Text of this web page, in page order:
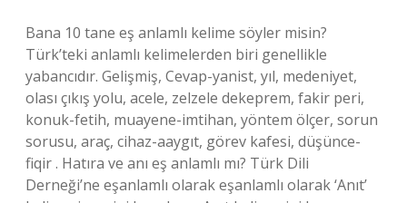
Bana 10 tane eş anlamlı kelime söyler misin?
Türk’teki anlamlı kelimelerden biri genellikle
yabancıdır. Gelişmiş, Cevap-yanist, yıl, medeniyet,
olası çıkış yolu, acele, zelzele dekeprem, fakir peri,
konuk-fetih, muayene-imtihan, yöntem ölçer, sorun
sorusu, araç, cihaz-aaygıt, görev kafesi, düşünce-
fiqir . Hatıra ve anı eş anlamlı mı? Türk Dili
Derneği’ne eşanlamlı olarak eşanlamlı olarak ‘Anıt’